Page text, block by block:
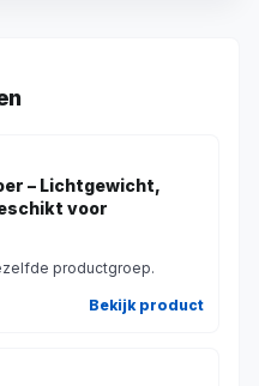
– Lichtgewicht,
voor
productgroep.
Bekijk product